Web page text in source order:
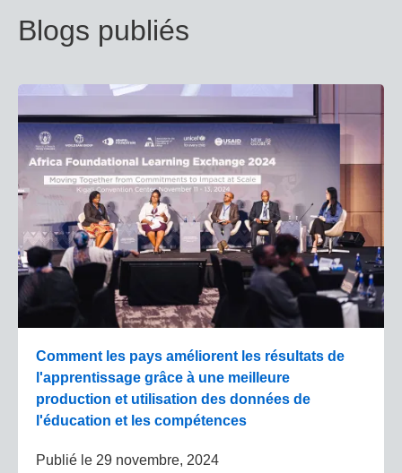
Blogs publiés
Comment les pays améliorent les résultats de
l'apprentissage grâce à une meilleure
production et utilisation des données de
l'éducation et les compétences
Publié le 29 novembre, 2024